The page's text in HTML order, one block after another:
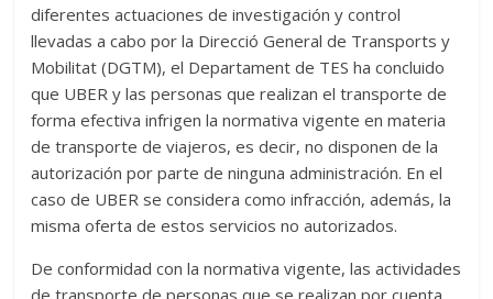
diferentes actuaciones de investigación y control
llevadas a cabo por la Direcció General de Transports y
Mobilitat (DGTM), el Departament de TES ha concluido
que UBER y las personas que realizan el transporte de
forma efectiva infrigen la normativa vigente en materia
de transporte de viajeros, es decir, no disponen de la
autorización por parte de ninguna administración. En el
caso de UBER se considera como infracción, además, la
misma oferta de estos servicios no autorizados.
De conformidad con la normativa vigente, las actividades
de transporte de personas que se realizan por cuenta